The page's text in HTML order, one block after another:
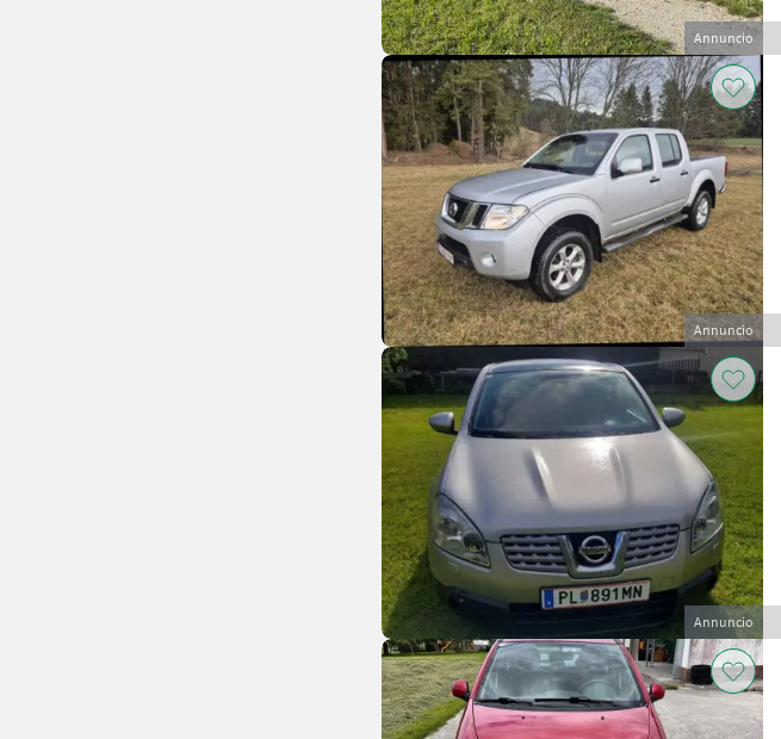
Annuncio
Annuncio
Annuncio